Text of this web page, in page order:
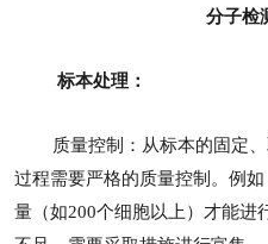
分子检
标本处理：
质量控制：从标本的固定
过程需要严格的质量控制。例
量（如200个细胞以上）才能进